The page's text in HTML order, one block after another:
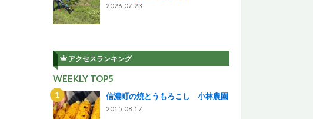
2026.07.23
アクセスランキング
WEEKLY TOP5
信濃町の焼とうもろこし 小林農園
2015.08.17